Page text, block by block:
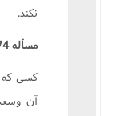
نکند.
مسأله 1574 :
کسی که
آن